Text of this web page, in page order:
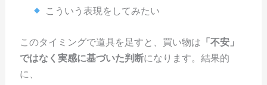
こういう表現をしてみたい
このタイミングで道具を足すと、買い物は 「不安」
ではなく実感に基づいた判断になります。結果的
に、